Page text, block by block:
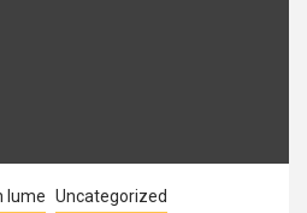
lume Uncategorized